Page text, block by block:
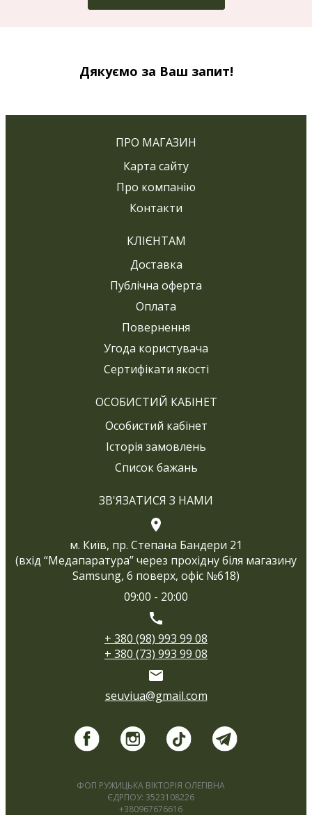
Дякуємо за Ваш запит!
ПРО МАГАЗИН
Карта сайту
Про компанію
Контакти
КЛІЄНТАМ
Доставка
Публічна оферта
Оплата
Повернення
Угода користувача
Сертифікати якості
ОСОБИСТИЙ КАБІНЕТ
Особистий кабінет
Історія замовлень
Список бажань
ЗВ'ЯЗАТИСЯ З НАМИ
м. Київ, пр. Степана Бандери 21
(вхід “Медапаратура” через прохідну біля магазину
Samsung, 6 поверх, офіс №618)
09:00 - 20:00
+ 380 (98) 993 99 08
+ 380 (73) 993 99 08
seuviua@gmail.com
ФОП РУЖИЦЬКА ВІКТОРІЯ ОЛЕГІВНА
ЄДРПОУ: 3523108226
+380967676616